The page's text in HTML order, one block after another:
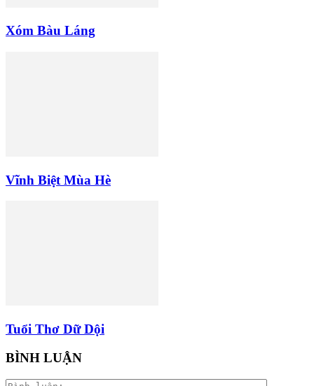
Xóm Bàu Láng
Vĩnh Biệt Mùa Hè
Tuổi Thơ Dữ Dội
BÌNH LUẬN